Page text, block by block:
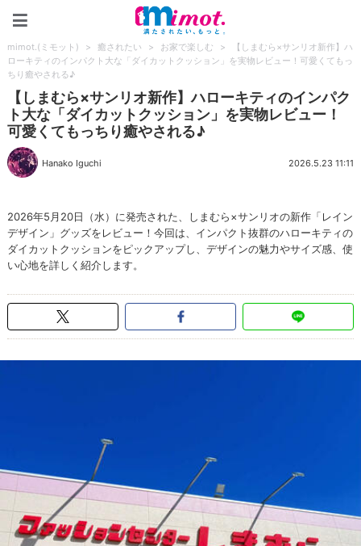
mimot.(ミモット) > 癒されたい > お家で楽しむ >
【しまむら×サンリオ新作】ハ
ローキティのインパクト大な「ダイカットクッション」を実物レビュー！可愛くてもっ
ちり癒やされる♪
【しまむら×サンリオ新作】ハローキティのインパク
ト大な「ダイカットクッション」を実物レビュー！
可愛くてもっちり癒やされる♪
Hanako Iguchi 2026.5.23 11:11
2026年5月20日（水）に発売された、しまむら×サンリオの新作「レイン
デザイン」グッズをレビュー！今回は、インパクト抜群のハローキティの
ダイカットクッションをピックアップし、デザインの魅力やサイズ感、使
い心地を詳しく紹介します。